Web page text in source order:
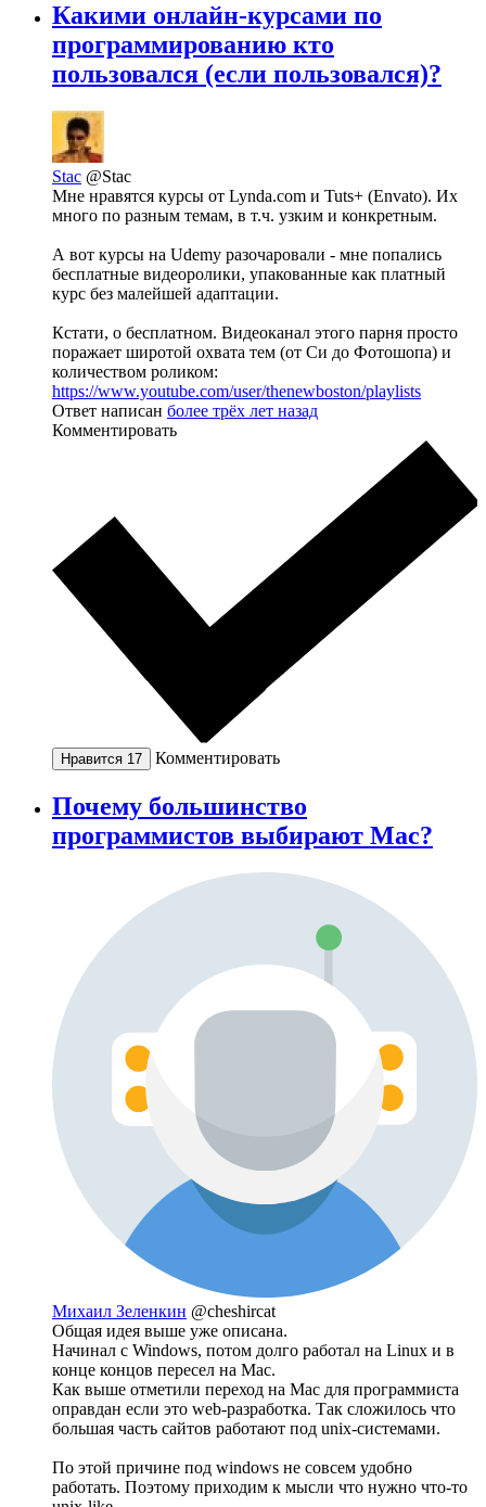
Какими онлайн-курсами по
программированию кто
пользовался (если пользовался)?
Stac @Stac
Мне нравятся курсы от Lynda.com и Tuts+ (Envato). Их
много по разным темам, в т.ч. узким и конкретным.
А вот курсы на Udemy разочаровали - мне попались
бесплатные видеоролики, упакованные как платный
курс без малейшей адаптации.
Кстати, о бесплатном. Видеоканал этого парня просто
поражает широтой охвата тем (от Си до Фотошопа) и
количеством роликом:
https://www.youtube.com/user/thenewboston/playlists
Ответ написан более трёх лет назад
Комментировать
Нравится 17 Комментировать
Почему большинство
программистов выбирают Mac?
Михаил Зеленкин @cheshircat
Общая идея выше уже описана.
Начинал с Windows, потом долго работал на Linux и в
конце концов пересел на Mac.
Как выше отметили переход на Mac для программиста
оправдан если это web-разработка. Так сложилось что
большая часть сайтов работают под unix-системами.
По этой причине под windows не совсем удобно
работать. Поэтому приходим к мысли что нужно что-то